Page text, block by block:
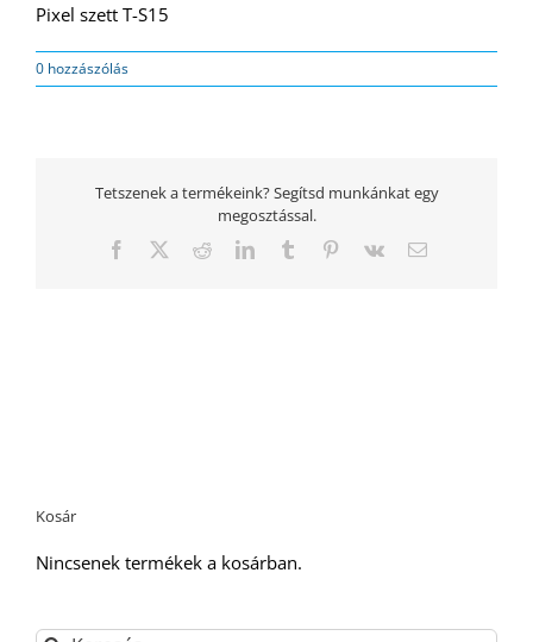
Pixel szett T-S15
0 hozzászólás
Tetszenek a termékeink? Segítsd munkánkat egy
megosztással.
Facebook
TwitterRedditLinkedInTumblr Pinterest
Vk Email:
Kosár
Nincsenek termékek a kosárban.